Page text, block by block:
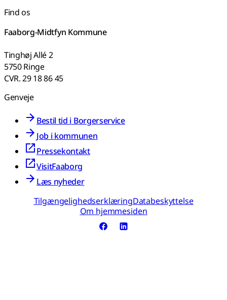
Find os
Faaborg-Midtfyn Kommune
Tinghøj Allé 2
5750 Ringe
CVR. 29 18 86 45
Genveje
Bestil tid i Borgerservice
Job i kommunen
Pressekontakt
VisitFaaborg
Læs nyheder
TilgængelighedserklæringDatabeskyttelse
Om hjemmesiden